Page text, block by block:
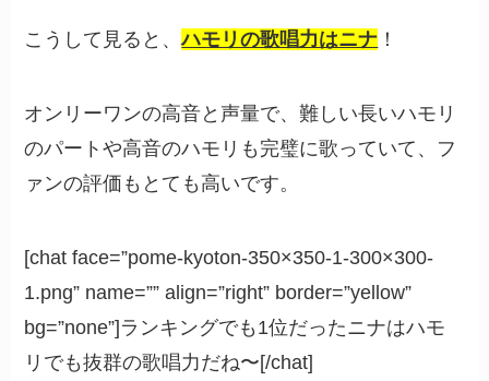
こうして見ると、ハモリの歌唱力はニナ ！
オンリーワンの高音と声量で、難しい長いハモリ
のパートや高音のハモリも完璧に歌っていて、フ
ァンの評価もとても高いです。
[chat face=”pome-kyoton-350×350-1-300×300-
1.png” name=”” align=”right” border=”yellow”
bg=”none”]ランキングでも1位だったニナはハモ
リでも抜群の歌唱力だね〜[/chat]